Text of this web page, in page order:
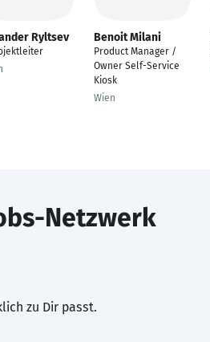
Ryltsev Benoit Milani
Product Manager /
Owner Self-Service
Kiosk
Wien
Netzwerk
zu Dir passt.